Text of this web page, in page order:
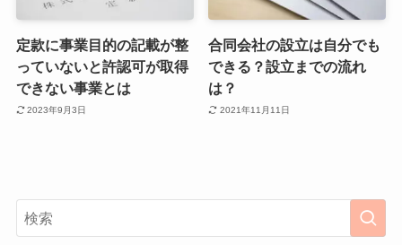
定款に事業目的の記載が整
っていないと許認可が取得
できない事業とは
2023年9月3日
合同会社の設立は自分でも
できる？設立までの流れ
は？
2021年11月11日